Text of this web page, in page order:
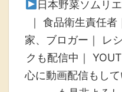
日本野菜ソムリ
｜ 食品衛生責任
家、ブロガー｜ レ
クも配信中｜
心に動画配信もし